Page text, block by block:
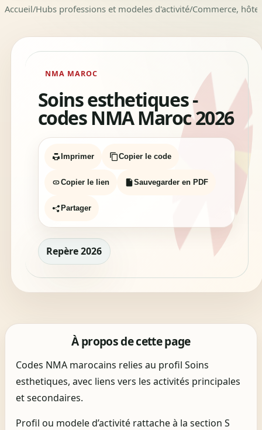
Accueil/Hubs professions et modeles d'activité/Commerce,
NMA MAROC
Soins esthetiques -
codes NMA Maroc 2026
Imprimer Copier le code
Copier le lien Sauvegarder en PDF
Partager
Repère 2026
À propos de cette page
Codes NMA marocains relies au profil Soins
esthetiques, avec liens vers les activités principales
et secondaires.
Profil ou modele d’activité rattache à la section S